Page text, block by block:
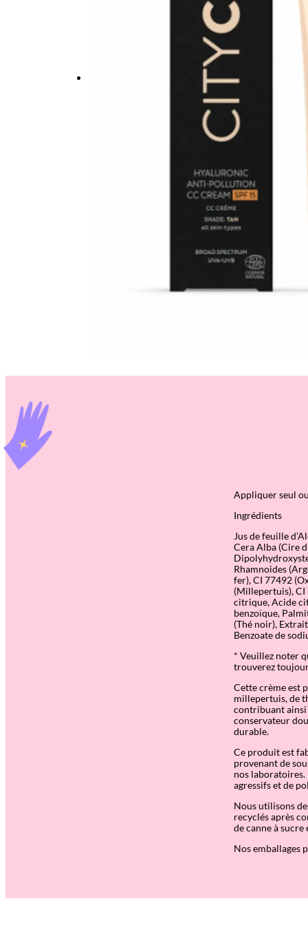
Appliquer seul
Ingrédients
Jus de feuille
Cera Alba (Cire
Rhamnoides
fer), CI 77492
(Millepertuis),
citrique, Acide
benzoïque,
(Thé noir),
Benzoate de
* Veuillez noter
trouverez
Cette crème est
millepertuis, de
contribuant ainsi
conservateur
durable.
Ce produit est
provenant de
nos laboratoires.
agressifs et de
Nous utilisons
recyclés après
de canne à sucre
Nos emballages